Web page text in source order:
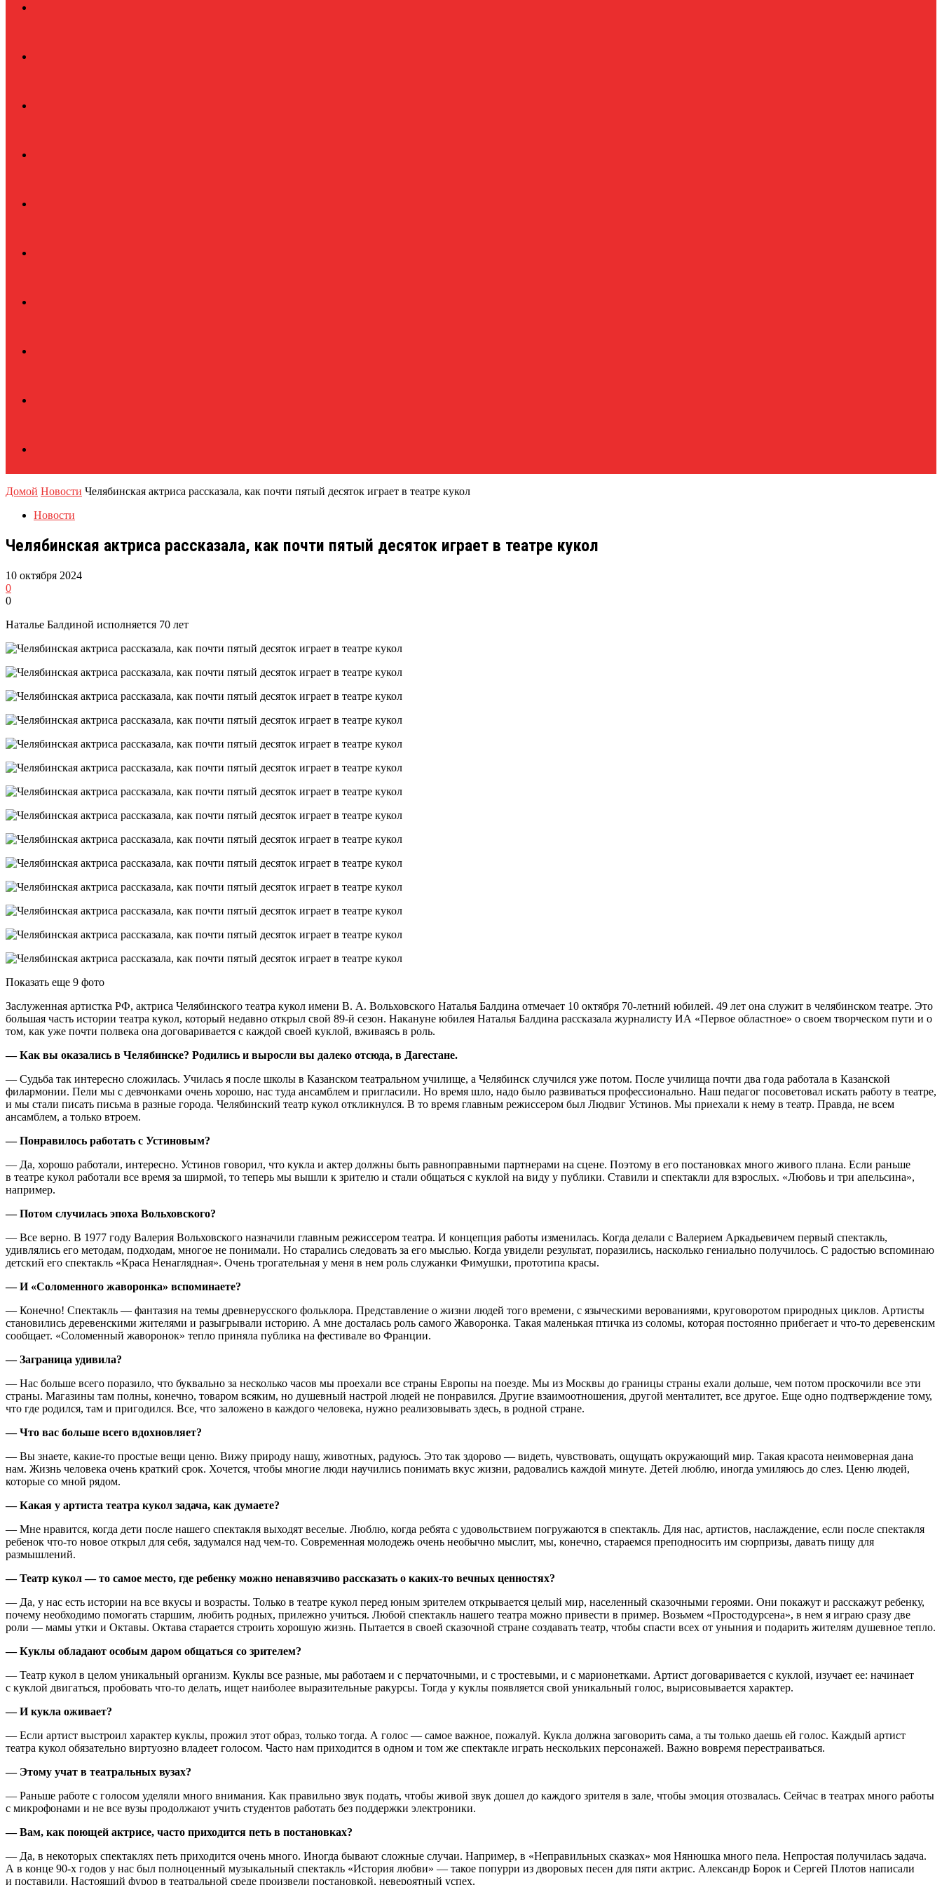
Домой Новости Челябинская актриса рассказала, как почти пятый десяток играет в театре кукол
Новости
Челябинская актриса рассказала, как почти пятый десяток играет в театре кукол
10 октября 2024
0
0
Наталье Балдиной исполняется 70 лет
Показать еще 9 фото
Заслуженная артистка РФ, актриса Челябинского театра кукол имени В. А. Вольховского Наталья Балдина отмечает 10 октября 70-летний юбилей. 49 лет она служит в челябинском театре. Это
большая часть истории театра кукол, который недавно открыл свой 89-й сезон. Накануне юбилея Наталья Балдина рассказала журналисту ИА «Первое областное» о своем творческом пути и о
том, как уже почти полвека она договаривается с каждой своей куклой, вживаясь в роль.
— Как вы оказались в Челябинске? Родились и выросли вы далеко отсюда, в Дагестане.
— Судьба так интересно сложилась. Училась я после школы в Казанском театральном училище, а Челябинск случился уже потом. После училища почти два года работала в Казанской
филармонии. Пели мы с девчонками очень хорошо, нас туда ансамблем и пригласили. Но время шло, надо было развиваться профессионально. Наш педагог посоветовал искать работу в театре,
и мы стали писать письма в разные города. Челябинский театр кукол откликнулся. В то время главным режиссером был Людвиг Устинов. Мы приехали к нему в театр. Правда, не всем
ансамблем, а только втроем.
— Понравилось работать с Устиновым?
— Да, хорошо работали, интересно. Устинов говорил, что кукла и актер должны быть равноправными партнерами на сцене. Поэтому в его постановках много живого плана. Если раньше
в театре кукол работали все время за ширмой, то теперь мы вышли к зрителю и стали общаться с куклой на виду у публики. Ставили и спектакли для взрослых. «Любовь и три апельсина»,
например.
— Потом случилась эпоха Вольховского?
— Все верно. В 1977 году Валерия Вольховского назначили главным режиссером театра. И концепция работы изменилась. Когда делали с Валерием Аркадьевичем первый спектакль,
удивлялись его методам, подходам, многое не понимали. Но старались следовать за его мыслью. Когда увидели результат, поразились, насколько гениально получилось. С радостью вспоминаю
детский его спектакль «Краса Ненаглядная». Очень трогательная у меня в нем роль служанки Фимушки, прототипа красы.
— И «Соломенного жаворонка» вспоминаете?
— Конечно! Спектакль — фантазия на темы древнерусского фольклора. Представление о жизни людей того времени, с языческими верованиями, круговоротом природных циклов. Артисты
становились деревенскими жителями и разыгрывали историю. А мне досталась роль самого Жаворонка. Такая маленькая птичка из соломы, которая постоянно прибегает и что-то деревенским
сообщает. «Соломенный жаворонок» тепло приняла публика на фестивале во Франции.
— Заграница удивила?
— Нас больше всего поразило, что буквально за несколько часов мы проехали все страны Европы на поезде. Мы из Москвы до границы страны ехали дольше, чем потом проскочили все эти
страны. Магазины там полны, конечно, товаром всяким, но душевный настрой людей не понравился. Другие взаимоотношения, другой менталитет, все другое. Еще одно подтверждение тому,
что где родился, там и пригодился. Все, что заложено в каждого человека, нужно реализовывать здесь, в родной стране.
— Что вас больше всего вдохновляет?
— Вы знаете, какие-то простые вещи ценю. Вижу природу нашу, животных, радуюсь. Это так здорово — видеть, чувствовать, ощущать окружающий мир. Такая красота неимоверная дана
нам. Жизнь человека очень краткий срок. Хочется, чтобы многие люди научились понимать вкус жизни, радовались каждой минуте. Детей люблю, иногда умиляюсь до слез. Ценю людей,
которые со мной рядом.
— Какая у артиста театра кукол задача, как думаете?
— Мне нравится, когда дети после нашего спектакля выходят веселые. Люблю, когда ребята с удовольствием погружаются в спектакль. Для нас, артистов, наслаждение, если после спектакля
ребенок что-то новое открыл для себя, задумался над чем-то. Современная молодежь очень необычно мыслит, мы, конечно, стараемся преподносить им сюрпризы, давать пищу для
размышлений.
— Театр кукол — то самое место, где ребенку можно ненавязчиво рассказать о каких-то вечных ценностях?
— Да, у нас есть истории на все вкусы и возрасты. Только в театре кукол перед юным зрителем открывается целый мир, населенный сказочными героями. Они покажут и расскажут ребенку,
почему необходимо помогать старшим, любить родных, прилежно учиться. Любой спектакль нашего театра можно привести в пример. Возьмем «Простодурсена», в нем я играю сразу две
роли — мамы утки и Октавы. Октава старается строить хорошую жизнь. Пытается в своей сказочной стране создавать театр, чтобы спасти всех от уныния и подарить жителям душевное тепло.
— Куклы обладают особым даром общаться со зрителем?
— Театр кукол в целом уникальный организм. Куклы все разные, мы работаем и с перчаточными, и с тростевыми, и с марионетками. Артист договаривается с куклой, изучает ее: начинает
с куклой двигаться, пробовать что-то делать, ищет наиболее выразительные ракурсы. Тогда у куклы появляется свой уникальный голос, вырисовывается характер.
— И кукла оживает?
— Если артист выстроил характер куклы, прожил этот образ, только тогда. А голос — самое важное, пожалуй. Кукла должна заговорить сама, а ты только даешь ей голос. Каждый артист
театра кукол обязательно виртуозно владеет голосом. Часто нам приходится в одном и том же спектакле играть нескольких персонажей. Важно вовремя перестраиваться.
— Этому учат в театральных вузах?
— Раньше работе с голосом уделяли много внимания. Как правильно звук подать, чтобы живой звук дошел до каждого зрителя в зале, чтобы эмоция отозвалась. Сейчас в театрах много работы
с микрофонами и не все вузы продолжают учить студентов работать без поддержки электроники.
— Вам, как поющей актрисе, часто приходится петь в постановках?
— Да, в некоторых спектаклях петь приходится очень много. Иногда бывают сложные случаи. Например, в «Неправильных сказках» моя Нянюшка много пела. Непростая получилась задача.
А в конце 90-х годов у нас был полноценный музыкальный спектакль «История любви» — такое попурри из дворовых песен для пяти актрис. Александр Борок и Сергей Плотов написали
и поставили. Настоящий фурор в театральной среде произвели постановкой, невероятный успех.